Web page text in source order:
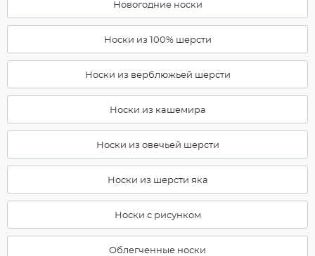
Новогодние носки
Носки из 100% шерсти
Носки из верблюжьей шерсти
Носки из кашемира
Носки из овечьей шерсти
Носки из шерсти яка
Носки с рисунком
Облегченные носки